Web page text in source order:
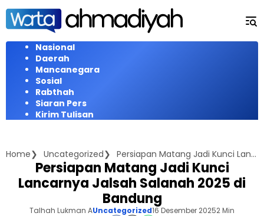
Langsung
konten
Nasional
Daerah
Mancanegara
Sosial
Rabthah
Siaran Pers
Kirim Tulisan
Home Uncategorized Persiapan Matang Jadi Kunci Lancarnya Jalsah Salanah 2025 di Bandung
Persiapan Matang Jadi Kunci
Lancarnya Jalsah Salanah 2025 di
Bandung
Talhah Lukman AUncategorized16 Desember 20252 Min